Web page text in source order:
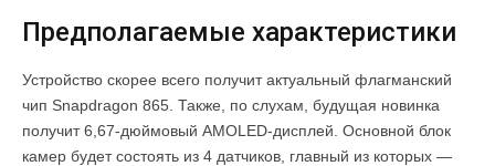
Предполагаемые характеристики
Устройство скорее всего получит актуальный флагманский
чип Snapdragon 865. Также, по слухам, будущая новинка
получит 6,67-дюймовый AMOLED-дисплей. Основной блок
камер будет состоять из 4 датчиков, главный из которых —